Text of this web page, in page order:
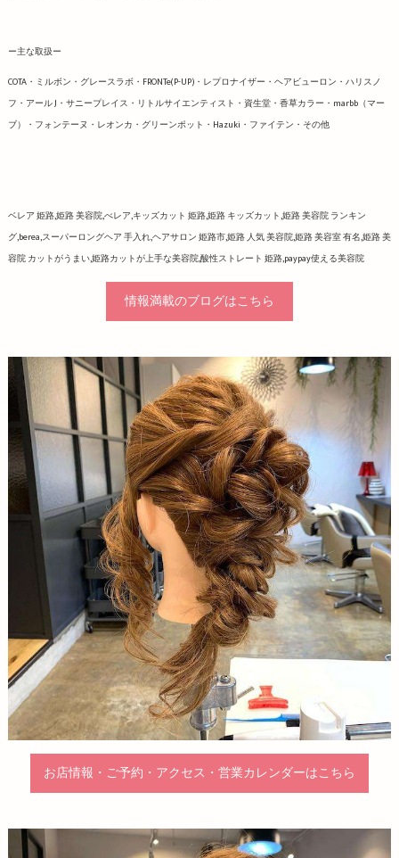
ー主な取扱ー
COTA・ミルボン・グレースラボ・FRONTe(P-UP)・レプロナイザー・ヘアビューロン・ハリスノ
フ・アール J・サニープレイス・リトルサイエンティスト・資生堂・香草カラー・marbb（マー
ブ）・フォンテーヌ・レオンカ・グリーンポット・Hazuki・ファイテン・その他
ベレア 姫路,姫路 美容院,べレア,キッズカット 姫路,姫路 キッズカット,姫路 美容院 ランキン
グ,berea,スーパーロングヘア 手入れ,ヘアサロン 姫路市,姫路 人気 美容院,姫路 美容室 有名,姫路 美
容院 カットがうまい,姫路カットが上手な美容院,酸性ストレート 姫路,paypay使える美容院
情報満載のブログはこちら
お店情報・ご予約・アクセス・営業カレンダーはこちら